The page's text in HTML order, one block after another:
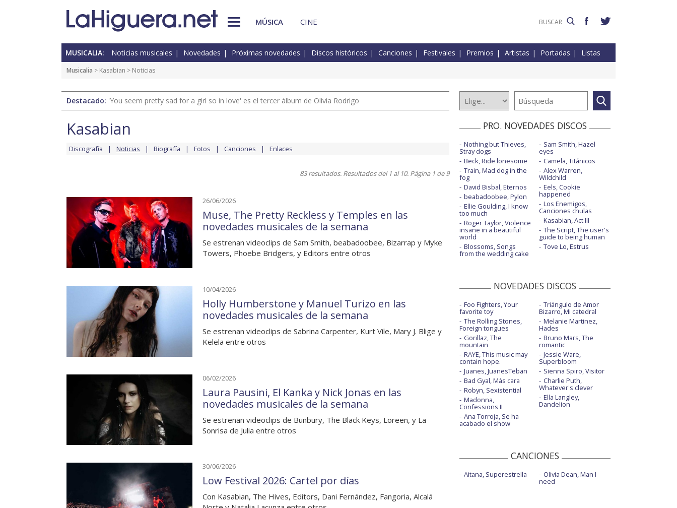
MÚSICA CINE
MUSICALIA: Noticias musicales Novedades Próximas novedades Discos históricos Canciones Festivales Premios Artistas Portadas Listas
Musicalia > Kasabian > Noticias
Destacado: 'You seem pretty sad for a girl so in love' es el tercer álbum de Olivia Rodrigo
Kasabian
Discografía Noticias Biografía Fotos Canciones Enlaces
83 resultados. Resultados del 1 al 10. Página 1 de 9
26/06/2026
Muse, The Pretty Reckless y Temples en las
novedades musicales de la semana
Se estrenan videoclips de Sam Smith, beabadoobee, Bizarrap y Myke
Towers, Phoebe Bridgers, y Editors entre otros
10/04/2026
Holly Humberstone y Manuel Turizo en las
novedades musicales de la semana
Se estrenan videoclips de Sabrina Carpenter, Kurt Vile, Mary J. Blige y
Kelela entre otros
06/02/2026
Laura Pausini, El Kanka y Nick Jonas en las
novedades musicales de la semana
Se estrenan videoclips de Bunbury, The Black Keys, Loreen, y La
Sonrisa de Julia entre otros
30/06/2026
Low Festival 2026: Cartel por días
Con Kasabian, The Hives, Editors, Dani Fernández, Fangoria, Alcalá
PRO. NOVEDADES DISCOS
Nothing but Thieves,
Stray dogs
Beck, Ride lonesome
Train, Mad dog in the
fog
David Bisbal, Eternos
beabadoobee, Pylon
Ellie Goulding, I know
too much
Roger Taylor, Violence
insane in a beautiful
world
Blossoms, Songs
from the wedding cake
Sam Smith, Hazel
eyes
Camela, Titánicos
Alex Warren,
Wildchild
Eels, Cookie
happened
Los Enemigos,
Canciones chulas
Kasabian, Act III
The Script, The user's
guide to being human
Tove Lo, Estrus
NOVEDADES DISCOS
Foo Fighters, Your
favorite toy
The Rolling Stones,
Foreign tongues
Gorillaz, The
mountain
RAYE, This music may
contain hope.
Juanes, JuanesTeban
Bad Gyal, Más cara
Robyn, Sexistential
Madonna,
Confessions II
Ana Torroja, Se ha
acabado el show
Triángulo de Amor
Bizarro, Mi catedral
Melanie Martinez,
Hades
Bruno Mars, The
romantic
Jessie Ware,
Superbloom
Sienna Spiro, Visitor
Charlie Puth,
Whatever's clever
Ella Langley,
Dandelion
CANCIONES
Aitana, Superestrella Olivia Dean, Man I
need